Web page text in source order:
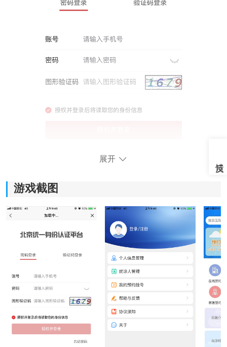
健康密云最新版优势
1. 平台会帮助用户严格的记录每一次的问诊时间和问诊
信息，还可以签订属于自己的家庭医生。
2. 时时刻刻管理好自己的健康，而且所有的信息都会加
密保护，不会泄露。
3. 最新版还对页面进行了优化，现在看起来更加清晰，
每一项功能都一目了然。
展开
游戏截图